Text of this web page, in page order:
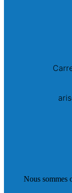
Nous sommes